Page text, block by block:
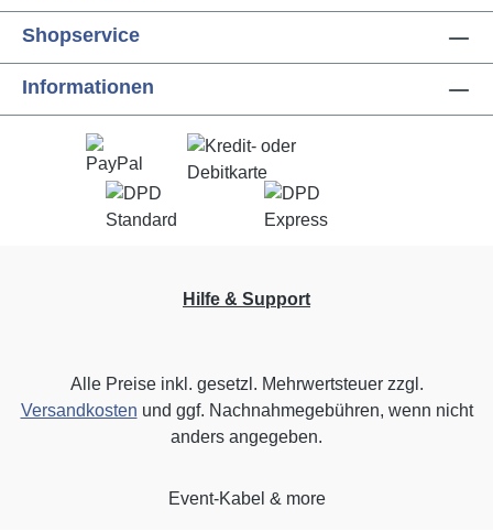
Shopservice
Informationen
Hilfe & Support
Alle Preise inkl. gesetzl. Mehrwertsteuer zzgl.
Versandkosten und ggf. Nachnahmegebühren, wenn nicht
anders angegeben.
Event-Kabel & more